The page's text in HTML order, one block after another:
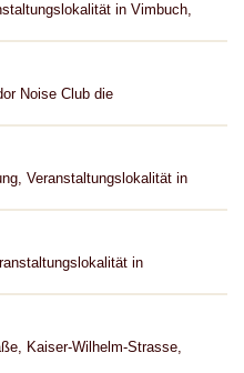
in Vimbuch,
Noise Club die
Veranstaltungslokalität in
in
Kaiser-Wilhelm-Strasse,